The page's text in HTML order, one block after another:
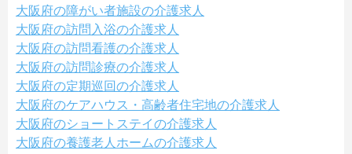
大阪府の障がい者施設の介護求人
大阪府の訪問入浴の介護求人
大阪府の訪問看護の介護求人
大阪府の訪問診療の介護求人
大阪府の定期巡回の介護求人
大阪府のケアハウス・高齢者住宅地の介護求人
大阪府のショートステイの介護求人
大阪府の養護老人ホームの介護求人